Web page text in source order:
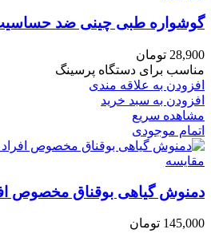
گوشواره طبی چینی ضد حساسیت
28,900 تومان
مناسب برای دستگاه پرسینگ
افزودن به علاقه مندی
افزودن به سبد خرید
مشاهده سریع
اتمام موجودی
مقایسه
دمنوش گیاهی بوقناق مخصوص
145,000 تومان